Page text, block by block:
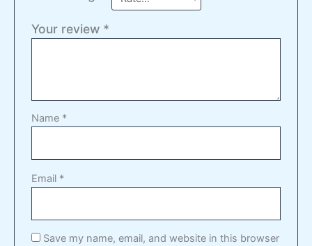
Your review *
Name *
Email *
Save my name, email, and website in this browser